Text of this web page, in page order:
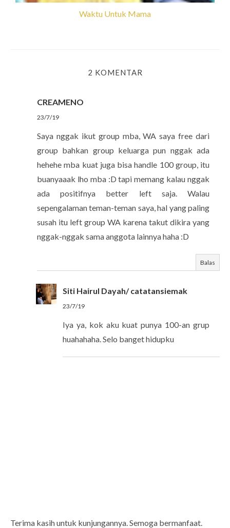
Waktu Untuk Mama
2 KOMENTAR
CREAMENO
23/7/19
Saya nggak ikut group mba, WA saya free dari
group bahkan group keluarga pun nggak ada
hehehe mba kuat juga bisa handle 100 group, itu
buanyaaak lho mba :D tapi memang kalau nggak
ada positifnya better left saja. Walau
sepengalaman teman-teman saya, hal yang paling
susah itu left group WA karena takut dikira yang
nggak-nggak sama anggota lainnya haha :D
Balas
Siti Hairul Dayah/ catatansiemak
23/7/19
Iya ya, kok aku kuat punya 100-an grup
huahahaha. Selo banget hidupku
Terima kasih untuk kunjungannya. Semoga bermanfaat.